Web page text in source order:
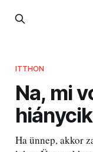
ITTHON
Na, mi
Ha ünnep, akkor